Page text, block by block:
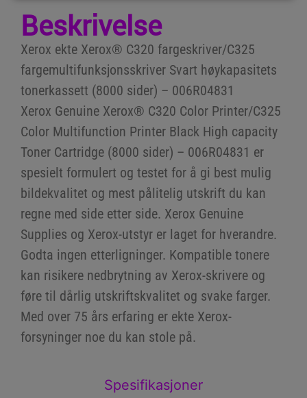
Spesifikasjoner
Beskrivelse
Xerox ekte Xerox® C320 fargeskriver/C325
fargemultifunksjonsskriver Svart høykapasitets
tonerkassett (8000 sider) – 006R04831
Xerox Genuine Xerox® C320 Color Printer/C325
Color Multifunction Printer Black High capacity
Toner Cartridge (8000 sider) – 006R04831 er
spesielt formulert og testet for å gi best mulig
bildekvalitet og mest pålitelig utskrift du kan
regne med side etter side. Xerox Genuine
Supplies og Xerox-utstyr er laget for hverandre.
Godta ingen etterligninger. Kompatible tonere
kan risikere nedbrytning av Xerox-skrivere og
føre til dårlig utskriftskvalitet og svake farger.
Med over 75 års erfaring er ekte Xerox-
forsyninger noe du kan stole på.